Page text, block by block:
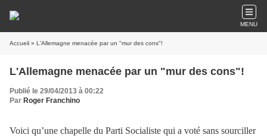
MENU
Accueil » L'Allemagne menacée par un "mur des cons"!
L'Allemagne menacée par un "mur des cons"!
Publié le 29/04/2013 à 00:22
Par Roger Franchino
Voici qu’une chapelle du Parti Socialiste qui a voté sans sourciller